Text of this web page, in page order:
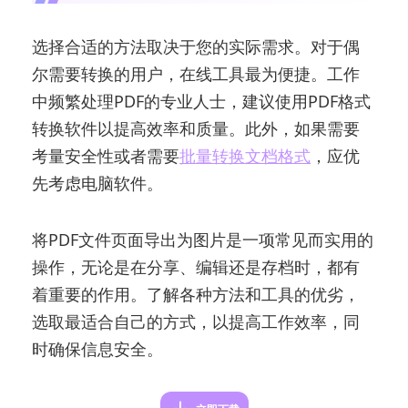
选择合适的方法取决于您的实际需求。对于偶
尔需要转换的用户，在线工具最为便捷。工作
中频繁处理PDF的专业人士，建议使用PDF格式
转换软件以提高效率和质量。此外，如果需要
考量安全性或者需要批量转换文档格式 ，应优
先考虑电脑软件。
将PDF文件页面导出为图片是一项常见而实用的
操作，无论是在分享、编辑还是存档时，都有
着重要的作用。了解各种方法和工具的优劣，
选取最适合自己的方式，以提高工作效率，同
时确保信息安全。